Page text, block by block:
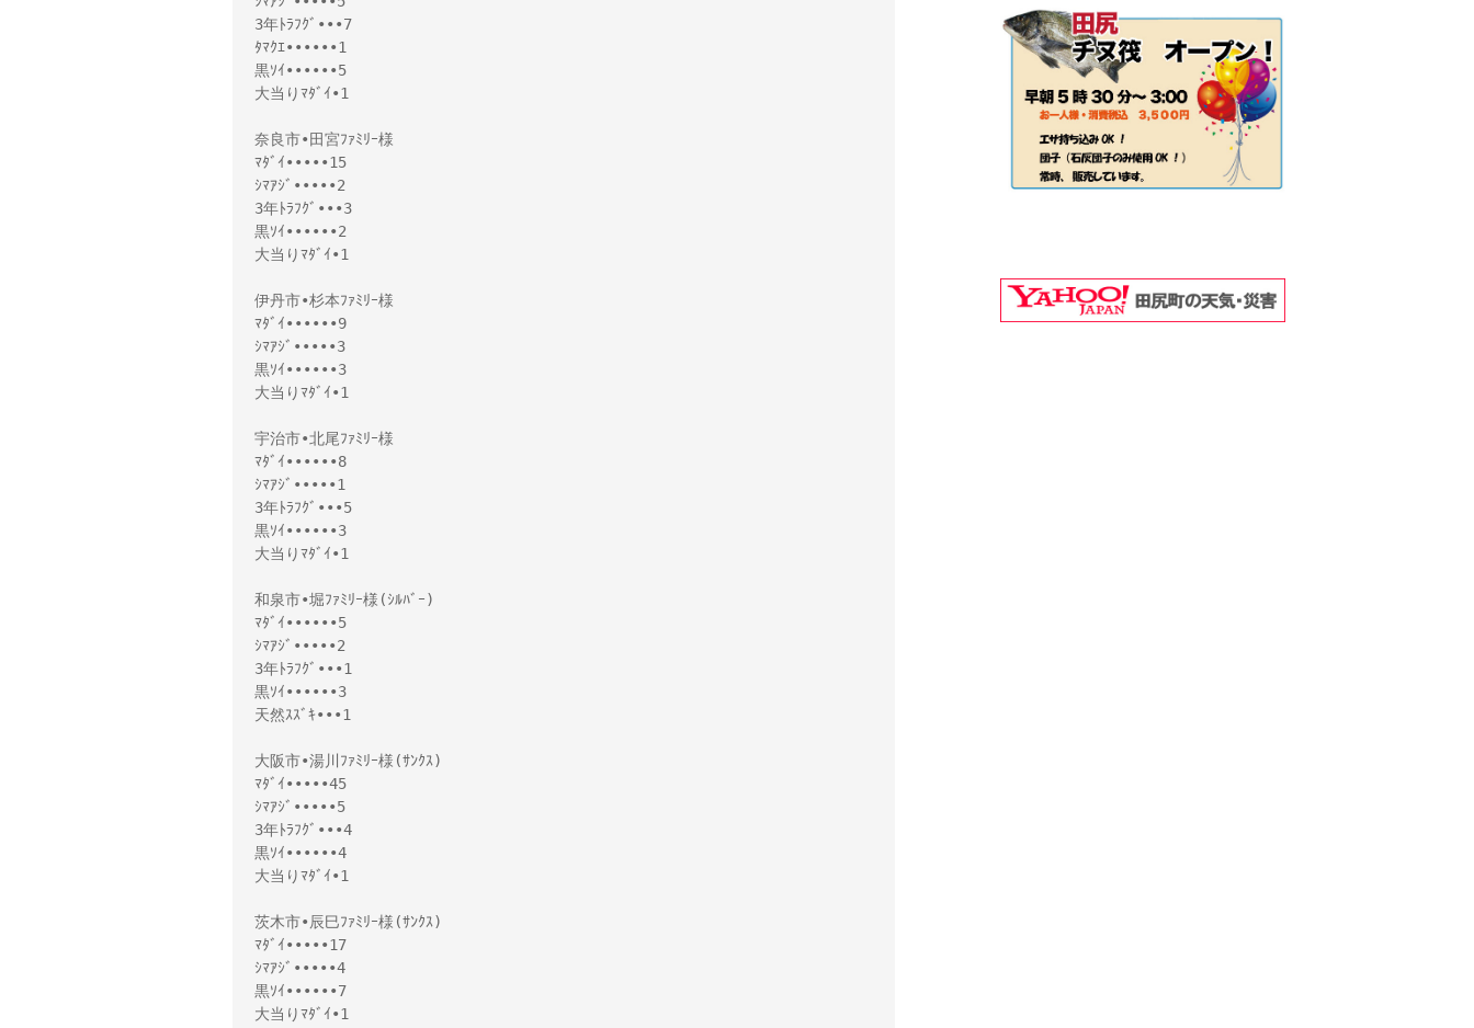
3年ﾄﾗﾌｸﾞ•••7
ﾀﾏｸｴ••••••1
黒ｿｲ••••••5
大当りﾏﾀﾞｲ•1
奈良市•田宮ﾌｧﾐﾘｰ様
ﾏﾀﾞｲ•••••15
ｼﾏｱｼﾞ•••••2
3年ﾄﾗﾌｸﾞ•••3
黒ｿｲ••••••2
大当りﾏﾀﾞｲ•1
伊丹市•杉本ﾌｧﾐﾘｰ様
ﾏﾀﾞｲ••••••9
ｼﾏｱｼﾞ•••••3
黒ｿｲ••••••3
大当りﾏﾀﾞｲ•1
宇治市•北尾ﾌｧﾐﾘｰ様
ﾏﾀﾞｲ••••••8
ｼﾏｱｼﾞ•••••1
3年ﾄﾗﾌｸﾞ•••5
黒ｿｲ••••••3
大当りﾏﾀﾞｲ•1
和泉市•堀ﾌｧﾐﾘｰ様(ｼﾙﾊﾞｰ)
ﾏﾀﾞｲ••••••5
ｼﾏｱｼﾞ•••••2
3年ﾄﾗﾌｸﾞ•••1
黒ｿｲ••••••3
天然ｽｽﾞｷ•••1
大阪市•湯川ﾌｧﾐﾘｰ様(ｻﾝｸｽ)
ﾏﾀﾞｲ•••••45
ｼﾏｱｼﾞ•••••5
3年ﾄﾗﾌｸﾞ•••4
黒ｿｲ••••••4
大当りﾏﾀﾞｲ•1
茨木市•辰巳ﾌｧﾐﾘｰ様(ｻﾝｸｽ)
ﾏﾀﾞｲ•••••17
ｼﾏｱｼﾞ•••••4
黒ｿｲ••••••7
大当りﾏﾀﾞｲ•1